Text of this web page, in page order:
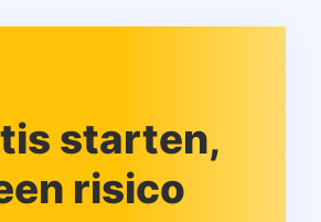
starten,
risico